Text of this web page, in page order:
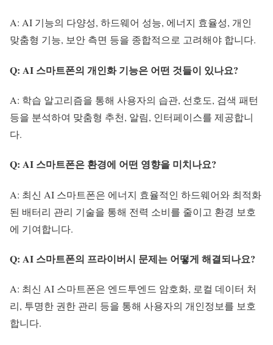
A: AI 기능의 다양성, 하드웨어 성능, 에너지 효율성, 개인
맞춤형 기능, 보안 측면 등을 종합적으로 고려해야 합니다.
Q: AI 스마트폰의 개인화 기능은 어떤 것들이 있나요?
A: 학습 알고리즘을 통해 사용자의 습관, 선호도, 검색 패턴
등을 분석하여 맞춤형 추천, 알림, 인터페이스를 제공합니
다.
Q: AI 스마트폰은 환경에 어떤 영향을 미치나요?
A: 최신 AI 스마트폰은 에너지 효율적인 하드웨어와 최적화
된 배터리 관리 기술을 통해 전력 소비를 줄이고 환경 보호
에 기여합니다.
Q: AI 스마트폰의 프라이버시 문제는 어떻게 해결되나요?
A: 최신 AI 스마트폰은 엔드투엔드 암호화, 로컬 데이터 처
리, 투명한 권한 관리 등을 통해 사용자의 개인정보를 보호
합니다.